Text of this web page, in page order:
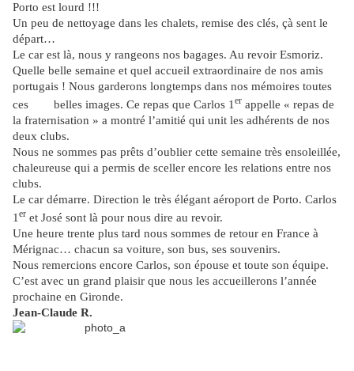
Porto est lourd !!!
Un peu de nettoyage dans les chalets, remise des clés, çà sent le
départ…
Le car est là, nous y rangeons nos bagages. Au revoir Esmoriz.
Quelle belle semaine et quel accueil extraordinaire de nos amis
portugais ! Nous garderons longtemps dans nos mémoires toutes
ces
belles images. Ce repas que Carlos 1 er appelle « repas de
la fraternisation » a montré l’amitié qui unit les adhérents de nos
deux clubs.
Nous ne sommes pas prêts d’oublier cette semaine très ensoleillée,
chaleureuse qui a permis de sceller encore les relations entre nos
clubs.
Le car démarre. Direction le très élégant aéroport de Porto. Carlos
1 er et José sont là pour nous dire au revoir.
Une heure trente plus tard nous sommes de retour en France à
Mérignac… chacun sa voiture, son bus, ses souvenirs.
Nous remercions encore Carlos, son épouse et toute son équipe.
C’est avec un grand plaisir que nous les accueillerons l’année
prochaine en Gironde.
Jean-Claude R.